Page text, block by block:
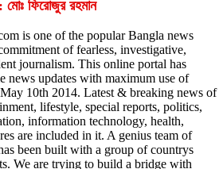
ফিরোজুর রহমান
is one of the popular Bangla news
of fearless, investigative,
journalism. This online portal has
news updates with maximum use of
10th 2014. Latest & breaking news of
lifestyle, special reports, politics,
information technology, health,
are included in it. A genius team of
been built with a group of countrys
We are trying to build a bridge with